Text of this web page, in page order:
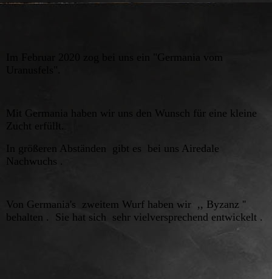
Im Februar 2020 zog bei uns ein "Germania vom
Mit Germania haben wir uns den Wunsch für eine kleine
Zucht erfüllt.
In größeren Abständen gibt es bei uns Airedale
Nachwuchs .
Von Germania's zweitem Wurf haben wir ,, Byzanz ''
behalten . Sie hat sich sehr vielversprechend entwickelt .